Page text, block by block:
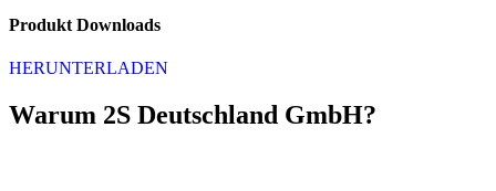
Produkt Downloads
HERUNTERLADEN
Warum 2S Deutschland GmbH?